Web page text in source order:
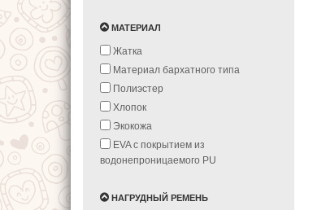
МАТЕРИАЛ
Жатка
Материал бархатного типа
Полиэстер
Хлопок
Экокожа
ЕVA с покрытием из
водонепроницаемого PU
НАГРУДНЫЙ РЕМЕНЬ